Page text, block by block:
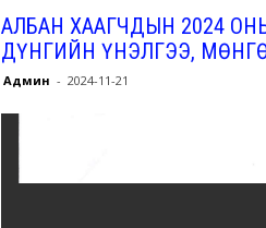
АЛБАН ХААГЧДЫН 2024
ДҮНГИЙН ҮНЭЛГЭЭ,
Админ - 2024-11-21